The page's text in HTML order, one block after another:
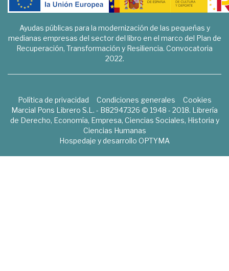
Ayudas públicas para la modernización de las pequeñas y
medianas empresas del sector del libro en el marco del Plan de
Recuperación, Transformación y Resiliencia. Convocatoria
2022.
Política de privacidad Condiciones generales
Cookies
Marcial Pons Librero S.L. - B82947326 © 1948 - 2018. Librería
de Derecho, Economía, Empresa, Ciencias Sociales, Historia y
Ciencias Humanas
Hospedaje y desarrollo OPTYMA